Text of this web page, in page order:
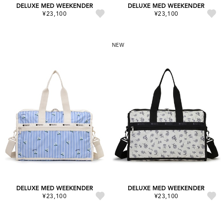
DELUXE MED WEEKENDER
¥23,100
DELUXE MED WEEKENDER
¥23,100
DELUXE MED WEEKENDER
¥23,100
NEW
DELUXE MED WEEKENDER
¥23,100